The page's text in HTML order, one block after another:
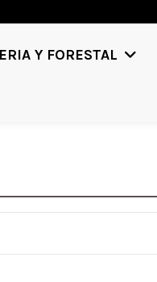
Y FORESTAL